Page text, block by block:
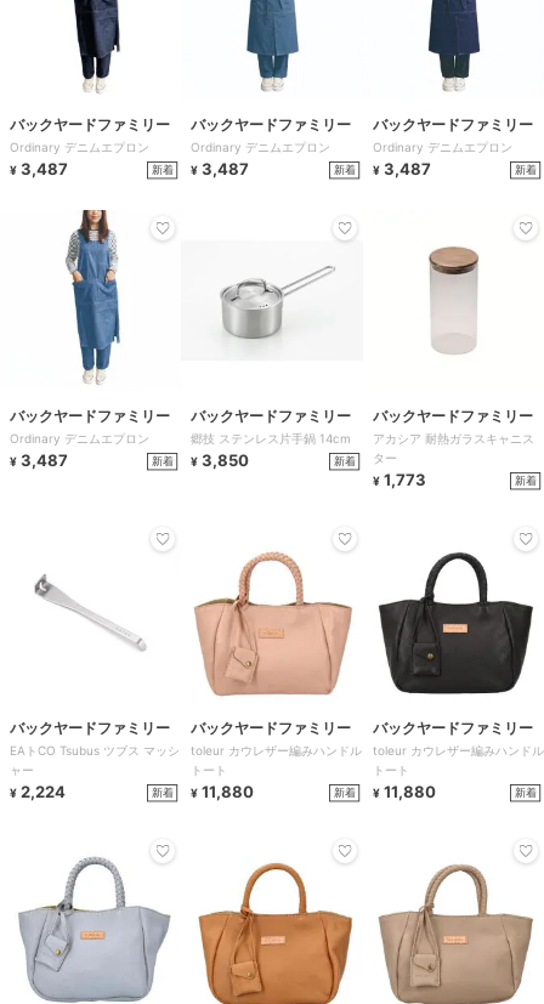
バックヤードファミリー
Ordinary デニムエプロン
¥ 3,487 新着
バックヤードファミリー
Ordinary デニムエプロン
¥ 3,487 新着
バックヤードファミリー
Ordinary デニムエプロン
¥ 3,487 新着
バックヤードファミリー
Ordinary デニムエプロン
¥ 3,487 新着
バックヤードファミリー
郷技 ステンレス片手鍋 14cm
¥ 3,850 新着
バックヤードファミリー
アカシア 耐熱ガラスキャニス
ター
¥ 1,773 新着
バックヤードファミリー
EAトCO Tsubus ツブス マッシ
ャー
¥ 2,224 新着
バックヤードファミリー
toleur カウレザー編みハンドル
トート
¥ 11,880 新着
バックヤードファミリー
toleur カウレザー編みハンドル
トート
¥ 11,880 新着